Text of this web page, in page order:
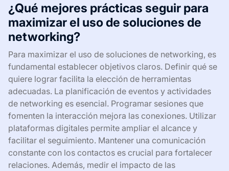
¿Qué mejores prácticas seguir para
maximizar el uso de soluciones de
networking?
Para maximizar el uso de soluciones de networking, es
fundamental establecer objetivos claros. Definir qué se
quiere lograr facilita la elección de herramientas
adecuadas. La planificación de eventos y actividades
de networking es esencial. Programar sesiones que
fomenten la interacción mejora las conexiones. Utilizar
plataformas digitales permite ampliar el alcance y
facilitar el seguimiento. Mantener una comunicación
constante con los contactos es crucial para fortalecer
relaciones. Además, medir el impacto de las